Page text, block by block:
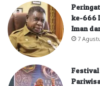
ke-666
Iman
7
Festival